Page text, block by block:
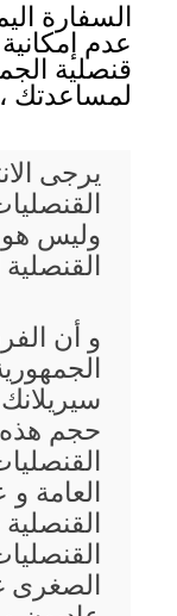
السفارة
عدم
قنصلية
لمساعدتك
يرجى
وليس هو
و أن
حجم هذه
العامة
الصغرى